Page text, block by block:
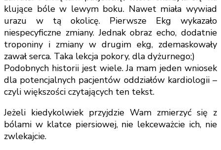
klujące bóle w lewym boku. Nawet miała wywiad
urazu w tą okolicę. Pierwsze Ekg wykazało
niespecyficzne zmiany. Jednak obraz echo, dodatnie
troponiny i zmiany w drugim ekg, zdemaskowały
zawał serca. Taka lekcja pokory, dla dyżurnego;)
Podobnych historii jest wiele. Ja mam jeden wniosek
dla potencjalnych pacjentów oddziałów kardiologii –
czyli większości czytających ten tekst.
Jeżeli kiedykolwiek przyjdzie Wam zmierzyć się z
bólami w klatce piersiowej, nie lekceważcie ich, nie
zwlekajcie.